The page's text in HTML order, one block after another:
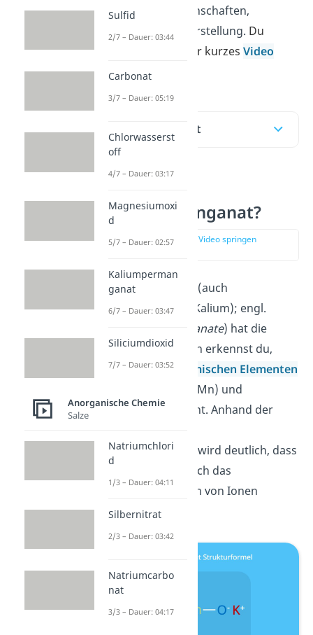
alles über seine Eigenschaften,
Verwendung und Herstellung. Du
kannst dir auch unser kurzes Video
anschauen!
Inhaltsübersicht
Kaliumpermanganat?
zur Stelle im Video springen
Kaliumpermanganat (auch
übermangansaures Kalium); engl.
potassium permanganate) hat die
FormelKMnO . Daran erkennst du,
dass es aus denchemischen Elementen
Kalium (K), Mangan (Mn) und
Sauerstoff (O) besteht. Anhand der
Kaliumpermanganat wird deutlich, dass
sowohl Kalium als auch das
Permanganat in Form von Ionen
vorliegen.
Sulfid
2/7 – Dauer: 03:44
Carbonat
3/7 – Dauer: 05:19
Chlorwasserst
off
4/7 – Dauer: 03:17
Magnesiumoxi
d
5/7 – Dauer: 02:57
Kaliumperman
ganat
6/7 – Dauer: 03:47
Siliciumdioxid
7/7 – Dauer: 03:52
Anorganische Chemie
Salze
Natriumchlori
d
1/3 – Dauer: 04:11
Silbernitrat
2/3 – Dauer: 03:42
Natriumcarbo
nat
3/3 – Dauer: 04:17